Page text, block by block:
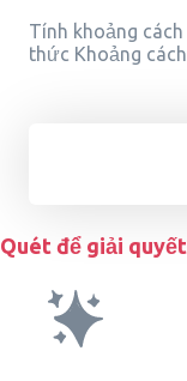
Tính khoảng
thức Khoảng cách
Quét để giải quyết